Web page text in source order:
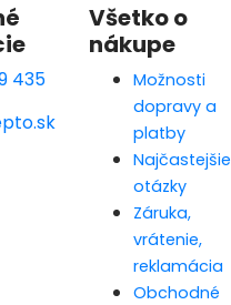
435
Všetko o
nákupe
Možnosti
dopravy a
platby
Najčastejšie
otázky
Záruka,
vrátenie,
reklamácia
Obchodné